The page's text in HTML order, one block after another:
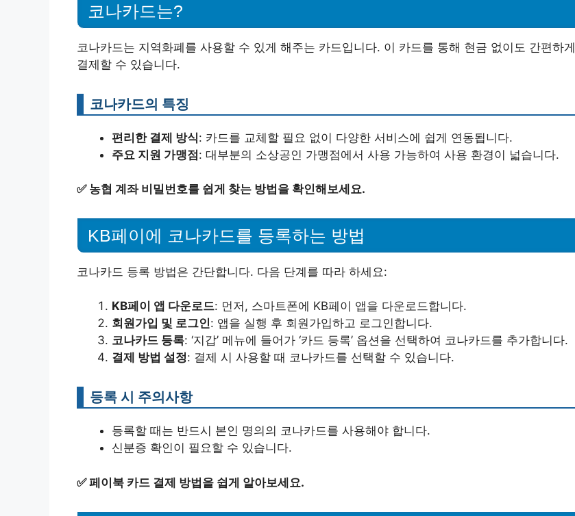
코나카드는?
코나카드는 지역화폐를 사용할 수 있게 해주는 카드입니다. 이 카드를 통해 현금 없이도 간편하게
결제할 수 있습니다.
코나카드의 특징
편리한 결제 방식: 카드를 교체할 필요 없이 다양한 서비스에 쉽게 연동됩니다.
주요 지원 가맹점: 대부분의 소상공인 가맹점에서 사용 가능하여 사용 환경이 넓습니다.
✅ 농협 계좌 비밀번호를 쉽게 찾는 방법을 확인해보세요.
KB페이에 코나카드를 등록하는 방법
코나카드 등록 방법은 간단합니다. 다음 단계를 따라 하세요:
KB페이 앱 다운로드: 먼저, 스마트폰에 KB페이 앱을 다운로드합니다.
회원가입 및 로그인: 앱을 실행 후 회원가입하고 로그인합니다.
코나카드 등록: ‘지갑’ 메뉴에 들어가 ‘카드 등록’ 옵션을 선택하여 코나카드를 추가합니다.
결제 방법 설정: 결제 시 사용할 때 코나카드를 선택할 수 있습니다.
등록 시 주의사항
등록할 때는 반드시 본인 명의의 코나카드를 사용해야 합니다.
신분증 확인이 필요할 수 있습니다.
✅페이북 카드 결제 방법을 쉽게 알아보세요.